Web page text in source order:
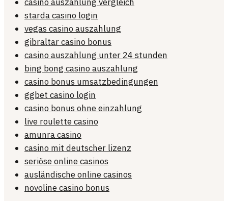
starda casino login
vegas casino auszahlung
gibraltar casino bonus
casino auszahlung unter 24 stunden
bing bong casino auszahlung
casino bonus umsatzbedingungen
ggbet casino login
casino bonus ohne einzahlung
live roulette casino
amunra casino
casino mit deutscher lizenz
seriöse online casinos
ausländische online casinos
novoline casino bonus